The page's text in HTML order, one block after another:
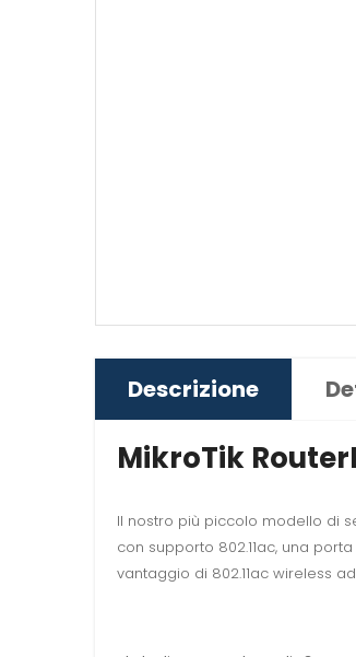
Descrizione
MikroTik
Il nostro più piccolo modello di
con supporto 802.11ac, una
vantaggio di 802.11ac wireless